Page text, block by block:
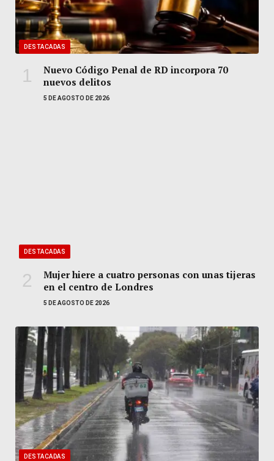
DESTACADAS
Nuevo Código Penal de RD incorpora 70
nuevos delitos
5 DE AGOSTO DE 2026
DESTACADAS
Mujer hiere a cuatro personas con unas tijeras
en el centro de Londres
5 DE AGOSTO DE 2026
DESTACADAS